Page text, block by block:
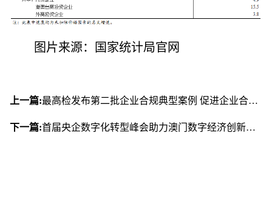
图片来源：国家统计局官网
上一篇:最高检发布第二批企业合规典型案例 促进企业合规守法经营
下一篇:首届央企数字化转型峰会助力澳门数字经济创新发展